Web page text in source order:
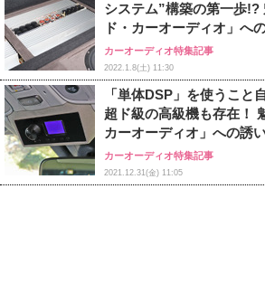
システム”構築の第一歩!?
ド・カーオーディオ」へ
カーオーディオ特集記事
2022.1.8(土) 11:30
「単体DSP」を使うこと
超ド級の高級機も存在！
カーオーディオ」への誘
カーオーディオ特集記事
2021.12.31(金) 11:05